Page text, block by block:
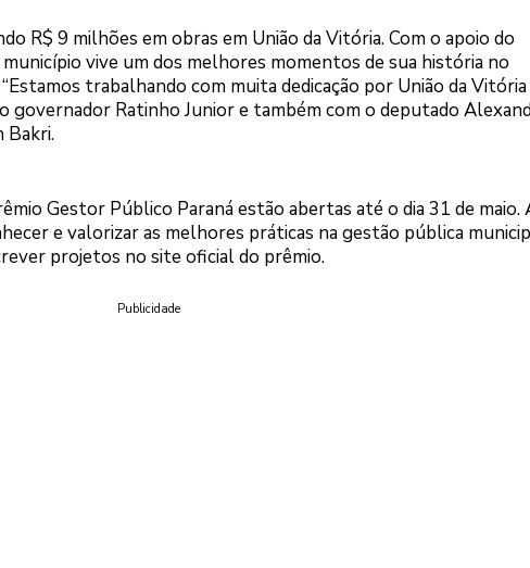
R$ 9 milhões em obras em União da Vitória. Com o apoio do
vive um dos melhores momentos de sua história no
trabalhando com muita dedicação por União da
governador Ratinho Junior e também com o deputado
Bakri.
Gestor Público Paraná estão abertas até o dia 31 de maio.
e valorizar as melhores práticas na gestão pública
projetos no site oficial do prêmio.
Publicidade